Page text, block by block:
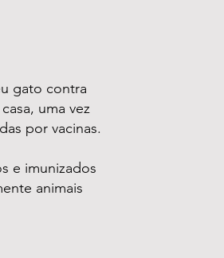
gato contra
uma vez
por vacinas.
e imunizados
animais